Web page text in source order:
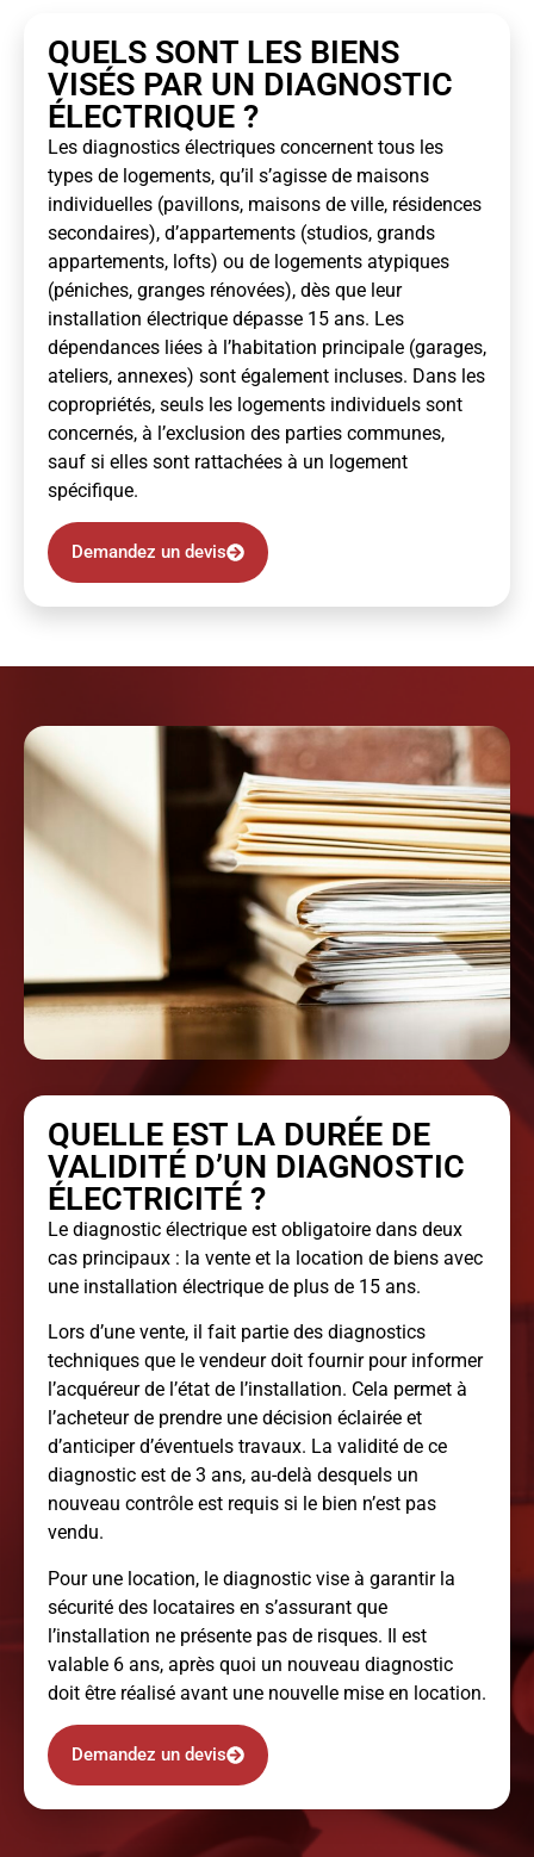
QUELS SONT LES BIENS
VISÉS PAR UN DIAGNOSTIC
ÉLECTRIQUE ?
Les diagnostics électriques concernent tous les
types de logements, qu’il s’agisse de maisons
individuelles (pavillons, maisons de ville, résidences
secondaires), d’appartements (studios, grands
appartements, lofts) ou de logements atypiques
(péniches, granges rénovées), dès que leur
installation électrique dépasse 15 ans. Les
dépendances liées à l’habitation principale (garages,
ateliers, annexes) sont également incluses. Dans les
copropriétés, seuls les logements individuels sont
concernés, à l’exclusion des parties communes,
sauf si elles sont rattachées à un logement
spécifique.
Demandez un devis
QUELLE EST LA DURÉE DE
VALIDITÉ D’UN DIAGNOSTIC
ÉLECTRICITÉ ?
Le diagnostic électrique est obligatoire dans deux
cas principaux : la vente et la location de biens avec
une installation électrique de plus de 15 ans.
Lors d’une vente, il fait partie des diagnostics
techniques que le vendeur doit fournir pour informer
l’acquéreur de l’état de l’installation. Cela permet à
l’acheteur de prendre une décision éclairée et
d’anticiper d’éventuels travaux. La validité de ce
diagnostic est de 3 ans, au-delà desquels un
nouveau contrôle est requis si le bien n’est pas
vendu.
Pour une location, le diagnostic vise à garantir la
sécurité des locataires en s’assurant que
l’installation ne présente pas de risques. Il est
valable 6 ans, après quoi un nouveau diagnostic
doit être réalisé avant une nouvelle mise en location.
Demandez un devis